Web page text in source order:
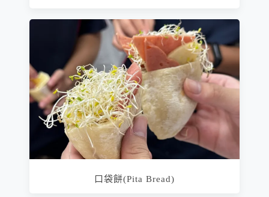
口袋餅(Pita Bread)